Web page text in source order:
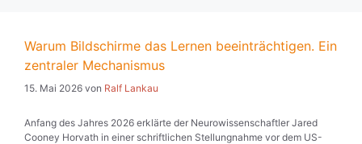
Warum Bildschirme das Lernen beeinträchtigen. Ein
zentraler Mechanismus
15. Mai 2026 von Ralf Lankau
Anfang des Jahres 2026 erklärte der Neurowissenschaftler Jared
Cooney Horvath in einer schriftlichen Stellungnahme vor dem US-